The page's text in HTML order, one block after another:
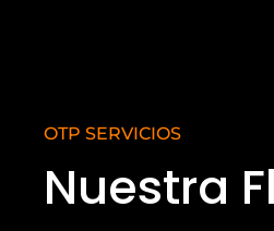
OTP SERVICIOS
Nuestra